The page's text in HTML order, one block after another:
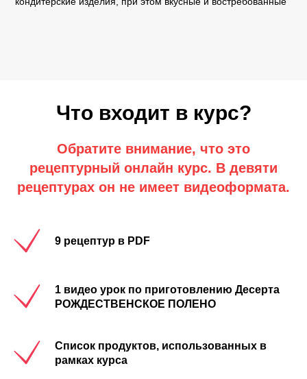
Что входит в курс?
Обратите внимание, что это
рецептурный онлайн курс. В девяти
рецептурах он не имеет видеоформата.
9 рецептур в PDF
1 видео урок по приготовлению Десерта
РОЖДЕСТВЕНСКОЕ ПОЛЕНО
Список продуктов, использованных в
рамках курса